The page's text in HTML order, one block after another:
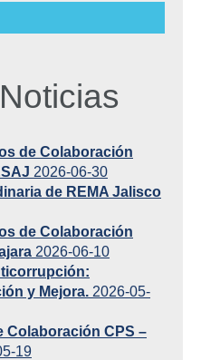
de Colaboración
2026-06-30
de REMA Jalisco
de Colaboración
2026-06-10
y Mejora. 2026-05-
Colaboración CPS –
19